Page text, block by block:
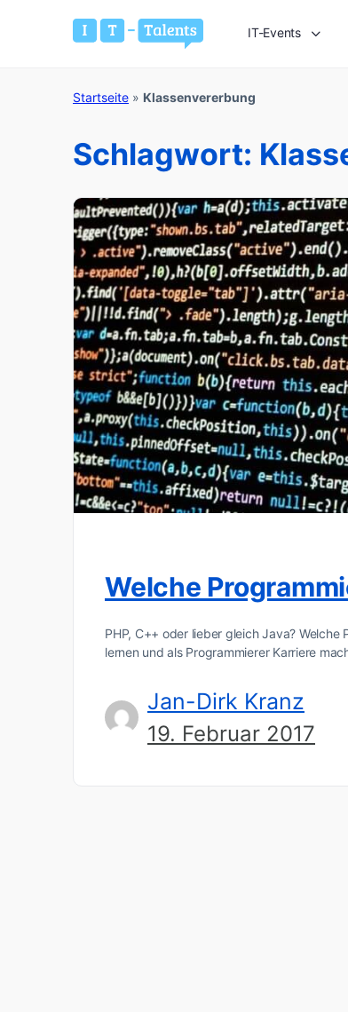
IT-Events
Startseite » Klassenvererbung
Schlagwort:
Welche
PHP, C++ oder lieber gleich Java?
lernen und als Programmierer Karriere
Jan-Dirk Kranz
19. Februar 2017